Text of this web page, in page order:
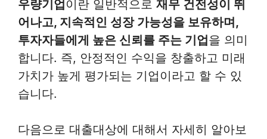
우량기업이란 일반적으로 재무 건전성이 뛰
어나고, 지속적인 성장 가능성을 보유하며,
투자자들에게 높은 신뢰를 주는 기업을 의미
합니다. 즉, 안정적인 수익을 창출하고 미래
가치가 높게 평가되는 기업이라고 할 수 있
습니다.
다음으로 대출대상에 대해서 자세히 알아보